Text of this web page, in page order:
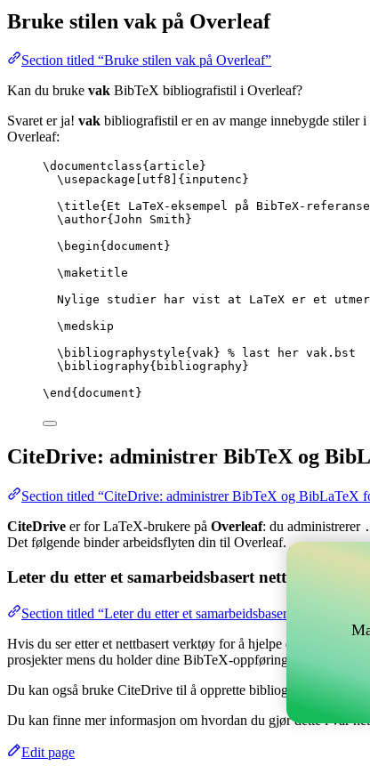
Bruke stilen vak på Overleaf
Section titled “Bruke stilen vak på Overleaf”
Kan du bruke vak BibTeX bibliografistil i Overleaf?
Svaret er ja! vak bibliografistil er en av mange innebygde stiler
Overleaf:
\documentclass{ article }
\usepackage
utf8 ]{ inputenc }
\title{Et LaTeX-eksempel på BibTeX-
\author{John Smith}
\begin{ document }
\maketitle
Nylige studier har vist at LaTeX er et
\medskip
\bibliographystyle{vak} % last her vak.bst
\bibliography{bibliography}
\end { document }
CiteDrive: administrer BibTeX og
Section titled “CiteDrive: administrer BibTeX og BibLaTeX
CiteDrive er for LaTeX-brukere på Overleaf: du administrerer
Det følgende binder arbeidsflyten din til Overleaf.
Leter du etter et samarbeidsbasert nettverktøy
Section titled “Leter du etter et samarbeidsbasert nettverktøy
Hvis du ser etter et nettbasert verktøy for å hjelpe deg med å
prosjekter mens du holder dine BibTeX-oppføringer oppdatert i
Du kan også bruke CiteDrive til å opprette bibliografier og
Du kan finne mer informasjon om hvordan du gjør dette i vår
Edit page